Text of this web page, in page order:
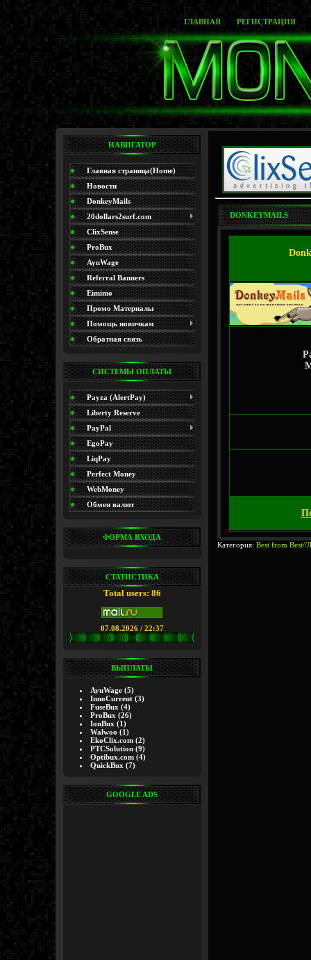
ГЛАВНАЯ РЕГИСТРАЦИЯ
НАВИГАТОР
Главная страница(Home)
Новости
DonkeyMails
20dollars2surf.com
ClixSense
ProBux
AyuWage
Referral Banners
Eimimo
Промо Материалы
(Promo)Помощь новичкам
Обратная связь
СИСТЕМЫ ОПЛАТЫ
Payza (AlertPay)
Liberty Reserve
PayPal
EgoPay
LiqPay
Perfect Money
WebMoney
Обмен валют
ФОРМА ВХОДА
СТАТИСТИКА
Total users: 86
07.08.2026 / 22:37
ВЫПЛАТЫ
AyuWage (5)
InnoCurrent (3)
FuseBux (4)
ProBux (26)
IonBux (1)
Walwoo (1)
EkoClix.com (2)
PTCSolution (9)
Optibux.com (4)
QuickBux (7)
GOOGLE ADS
DONKEYMAILS
Категория: Best from Best//